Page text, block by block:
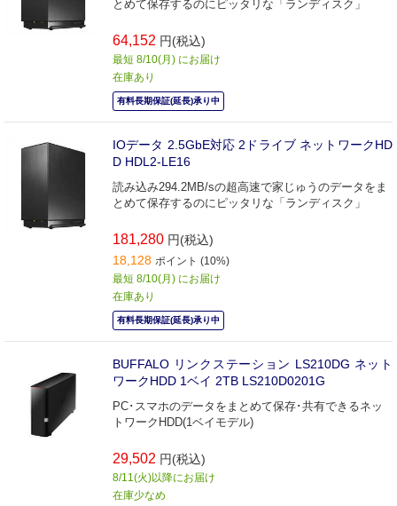
とめて保存するのにピッタリな「ランディスク」
64,152 円(税込)
最短 8/10(月) にお届け
在庫あり
有料長期保証(延長)承り中
IOデータ 2.5GbE対応 2ドライブ ネットワークHD
D HDL2-LE16
読み込み294.2MB/sの超高速で家じゅうのデータをま
とめて保存するのにピッタリな「ランディスク」
181,280 円(税込)
18,128 ポイント (10%)
最短 8/10(月) にお届け
在庫あり
有料長期保証(延長)承り中
BUFFALO リンクステーション LS210DG ネット
ワークHDD 1ベイ 2TB LS210D0201G
PC･スマホのデータをまとめて保存･共有できるネッ
トワークHDD(1ベイモデル)
29,502 円(税込)
8/11(火)以降にお届け
在庫少なめ